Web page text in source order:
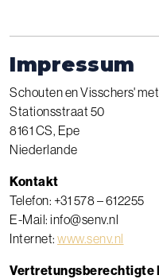
Impressum
Schouten en Visschers'
Stationsstraat 50
8161 CS, Epe
Niederlande
Kontakt
Telefon: +31 578 – 612255
E-Mail: info@senv.nl
Internet: www.senv.nl
Vertretungsberechtigte